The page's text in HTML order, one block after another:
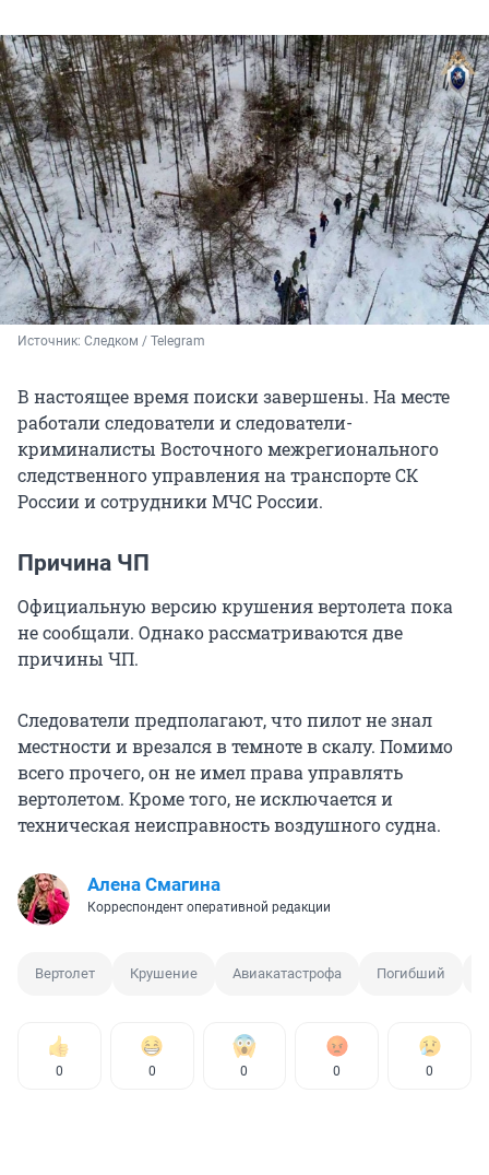
Источник: Следком / Telegram
В настоящее время поиски завершены. На месте
работали следователи и следователи-
криминалисты Восточного межрегионального
следственного управления на транспорте СК
России и сотрудники МЧС России.
Причина ЧП
Официальную версию крушения вертолета пока
не сообщали. Однако рассматриваются две
причины ЧП.
Следователи предполагают, что пилот не знал
местности и врезался в темноте в скалу. Помимо
всего прочего, он не имел права управлять
вертолетом. Кроме того, не исключается и
техническая неисправность воздушного судна.
Алена Смагина
Корреспондент оперативной редакции
Вертолет Крушение Авиакатастрофа Погибший
0 0 0 0 0